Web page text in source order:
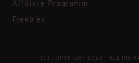
Affiliate Programm
Freebies
(C) COPYRIGHT 2023 - ALL